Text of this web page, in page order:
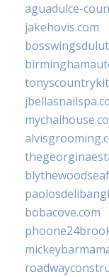
aguadulce-
jakehovis.com
bobacove.com